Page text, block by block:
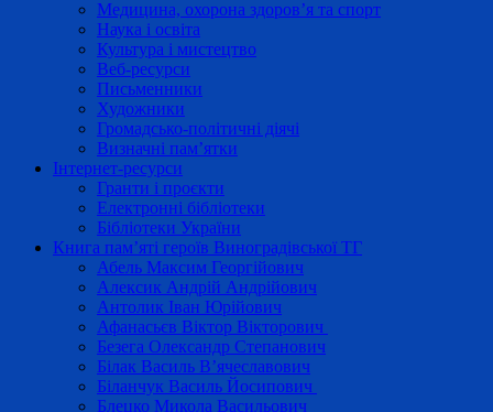
Медицина, охорона здоров’я та спорт
Наука і освіта
Культура і мистецтво
Веб-ресурси
Письменники
Художники
Громадсько-політичні діячі
Визначні пам’ятки
Інтернет-ресурси
Гранти і проєкти
Електронні бібліотеки
Бібліотеки України
Книга пам’яті героїв Виноградівської ТГ
Абель Максим Георгійович
Алексик Андрій Андрійович
Антолик Іван Юрійович
Афанасьєв Віктор Вікторович
Безега Олександр Степанович
Білак Василь В’ячеславович
Біланчук Василь Йосипович
Блецко Микола Васильович